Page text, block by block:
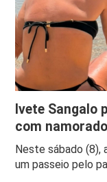
Ivete Sangalo
com
Neste sábado
um passeio pelo